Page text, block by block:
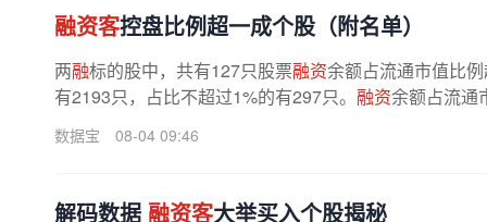
融资客控盘比例超一成个股（附名单）
两融标的股中，共有127只股票融资余额占流通市值比
有2193只，占比不超过1%的有297只。 融资余额占流通
数据宝 08-04 09:46
解码数据 融资客大举买入个股揭秘